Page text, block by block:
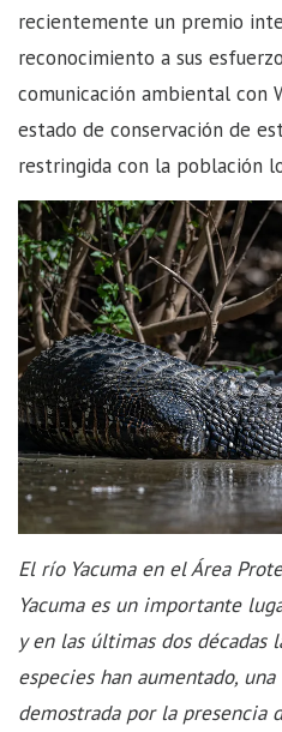
recientemente un premio
reconocimiento a sus
comunicación ambiental con
estado de conservación de
restringida con la población
El río Yacuma en el Área
Yacuma es un importante
y en las últimas dos décadas
especies han aumentado,
demostrada por la presencia